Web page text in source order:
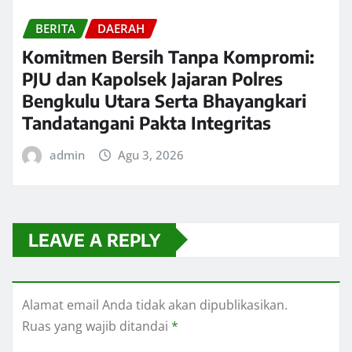
BERITA DAERAH
Komitmen Bersih Tanpa Kompromi:
PJU dan Kapolsek Jajaran Polres
Bengkulu Utara Serta Bhayangkari
Tandatangani Pakta Integritas
admin Agu 3, 2026
LEAVE A REPLY
Alamat email Anda tidak akan dipublikasikan.
Ruas yang wajib ditandai *